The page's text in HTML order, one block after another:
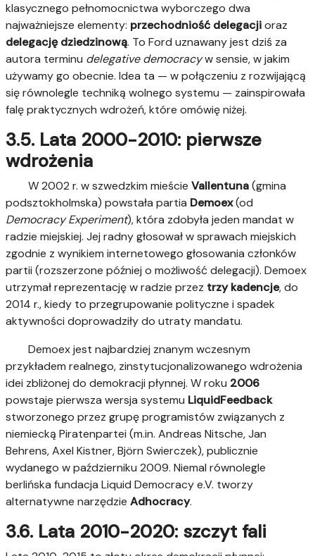
klasycznego pełnomocnictwa wyborczego dwa
najważniejsze elementy: przechodniość delegacjioraz
delegację dziedzinową. To Ford uznawany jest dziś za
autora terminu delegative democracyw sensie, w jakim
używamy go obecnie. Idea ta — w połączeniu z rozwijającą
się równolegle techniką wolnego systemu — zainspirowała
falę praktycznych wdrożeń, które omówię niżej.
3.5. Lata 2000-2010: pierwsze
wdrożenia
W 2002 r. w szwedzkim mieście Vallentuna(gmina
podsztokholmska) powstała partia Demoex(od
Democracy Experiment), która zdobyła jeden mandat w
radzie miejskiej. Jej radny głosował w sprawach miejskich
zgodnie z wynikiem internetowego głosowania członków
partii (rozszerzone później o możliwość delegacji). Demoex
utrzymał reprezentację w radzie przez trzy kadencje, do
2014 r., kiedy to przegrupowanie polityczne i spadek
aktywności doprowadziły do utraty mandatu.
Demoex jest najbardziej znanym wczesnym
przykładem realnego, zinstytucjonalizowanego wdrożenia
idei zbliżonej do demokracji płynnej. W roku 2006
powstaje pierwsza wersja systemu LiquidFeedback
stworzonego przez grupę programistów związanych z
niemiecką Piratenpartei (m.in. Andreas Nitsche, Jan
Behrens, Axel Kistner, Björn Swierczek), publicznie
wydanego w październiku 2009. Niemal równolegle
berlińska fundacja Liquid Democracy e.V. tworzy
alternatywne narzędzie Adhocracy.
3.6. Lata 2010-2020: szczyt fali